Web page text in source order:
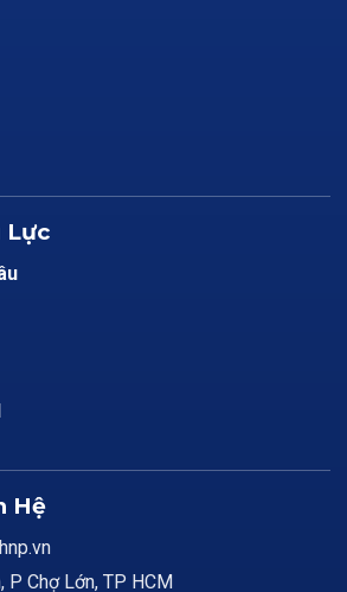
Lực
Hệ
P Chợ Lớn, TP HCM